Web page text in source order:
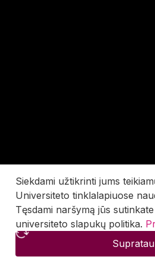
Siekdami užtikrinti jums
Universiteto tinklalapiuose
Tęsdami naršymą jūs
universiteto slapukų politika.
Supratau